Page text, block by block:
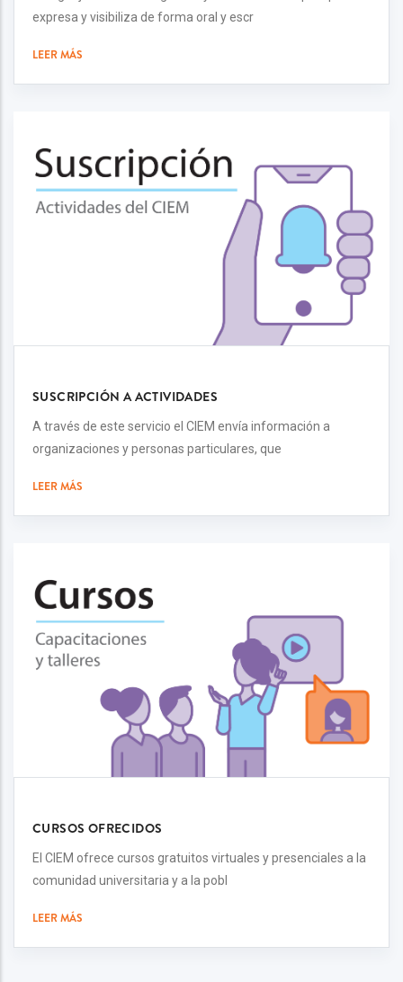
expresa y visibiliza de forma oral y escr
LEER MÁS
SUSCRIPCIÓN A ACTIVIDADES
A través de este servicio el CIEM envía información a
organizaciones y personas particulares, que
LEER MÁS
CURSOS OFRECIDOS
El CIEM ofrece cursos gratuitos virtuales y presenciales a la
comunidad universitaria y a la pobl
LEER MÁS